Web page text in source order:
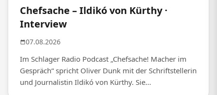
Chefsache – Ildikó von Kürthy ·
Interview
07.08.2026
Im Schlager Radio Podcast „Chefsache! Macher im
Gespräch“ spricht Oliver Dunk mit der Schriftstellerin
und Journalistin Ildikó von Kürthy. Sie...